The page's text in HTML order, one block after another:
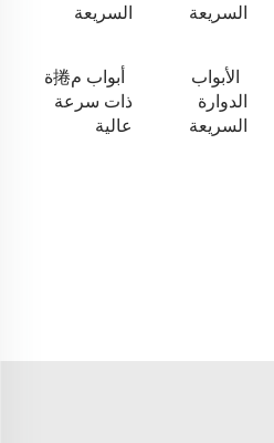
السريعة
السريعة
الأبواب
الدوارة
السريعة
أبواب م捲ة
ذات سرعة
عالية